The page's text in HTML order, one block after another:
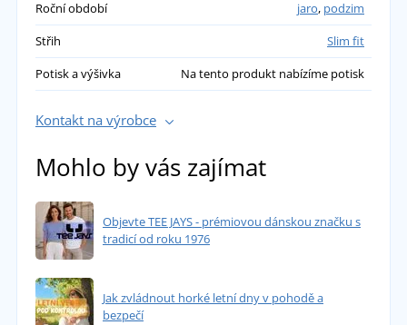
Roční období
jaro, podzim
Střih
Slim fit
Potisk a výšivka
Na tento produkt nabízíme potisk
Kontakt na výrobce
Mohlo by vás zajímat
Objevte TEE JAYS - prémiovou dánskou značku s
tradicí od roku 1976
Jak zvládnout horké letní dny v pohodě a
bezpečí